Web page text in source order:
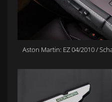
Aston Martin: EZ 04/2010 /